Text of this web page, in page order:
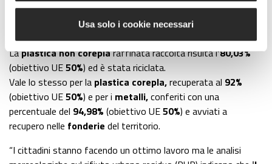
Usa solo i cookie necessari
Ilvetroraccolto ha raggiunto una percentuale del79,48%
70%)ed è stato inviatoalle vetrerie per
essere recuperato.
Laplastica non coreplaraffinata raccolta risulta l’80,03%
(obiettivo UE50%) ed è stata riciclata.
Vale lo stesso per la plastica corepla,recuperata al 92%
(obiettivo UE50%) e per i metalli,conferiti con una
percentuale del 94,98% (obiettivo UE50%) e avviati a
recupero nelle fonderie del territorio.
“I cittadini stanno facendo un ottimo lavoro ma le analisi